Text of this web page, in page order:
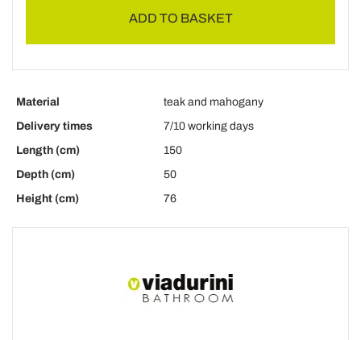
ADD TO BASKET
Material
teak and mahogany
Delivery times
7/10 working days
Length (cm)
150
Depth (cm)
50
Height (cm)
76